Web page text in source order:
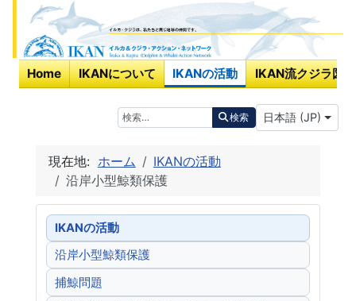
検索 検索 あなたが使う言
日本語 (JP)
Home IKANについて IKANの活動 IKAN流クジラ図鑑
現在地: ホーム
IKANの活動
沿岸小型鯨類保護
IKANの活動
沿岸小型鯨類保護
捕鯨問題